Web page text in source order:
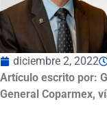
diciembre 2, 2022
Artículo escrito por:
General Coparmex,